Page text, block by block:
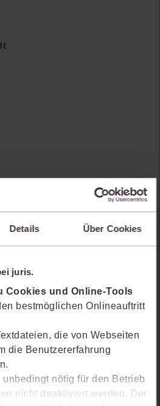
Details Über Cookies
juris.
Cookies und Online-Tools
bestmöglichen Onlineauftritt
die von Webseiten
die Benutzererfahrung
nötig für den Betrieb
nicht deaktiviert werden. Der
nicht?
juris das Rechts- und
der Zukunft gestaltet, welche
Portal bietet und wie mit juris Ihre
effizienter werden.